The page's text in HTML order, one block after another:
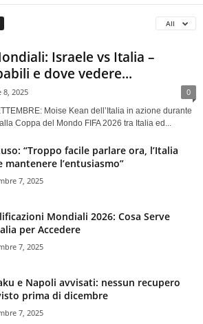
All
Israele vs Italia –
e dove vedere...
8, 2025 0
Moise Kean dell’Italia in azione durante
Coppa del Mondo FIFA 2026 tra Italia ed...
“Troppo facile parlare ora, l’Italia
mantenere l’entusiasmo”
7, 2025
Mondiali 2026: Cosa Serve
per Accedere
7, 2025
e Napoli avvisati: nessun recupero
prima di dicembre
7, 2025